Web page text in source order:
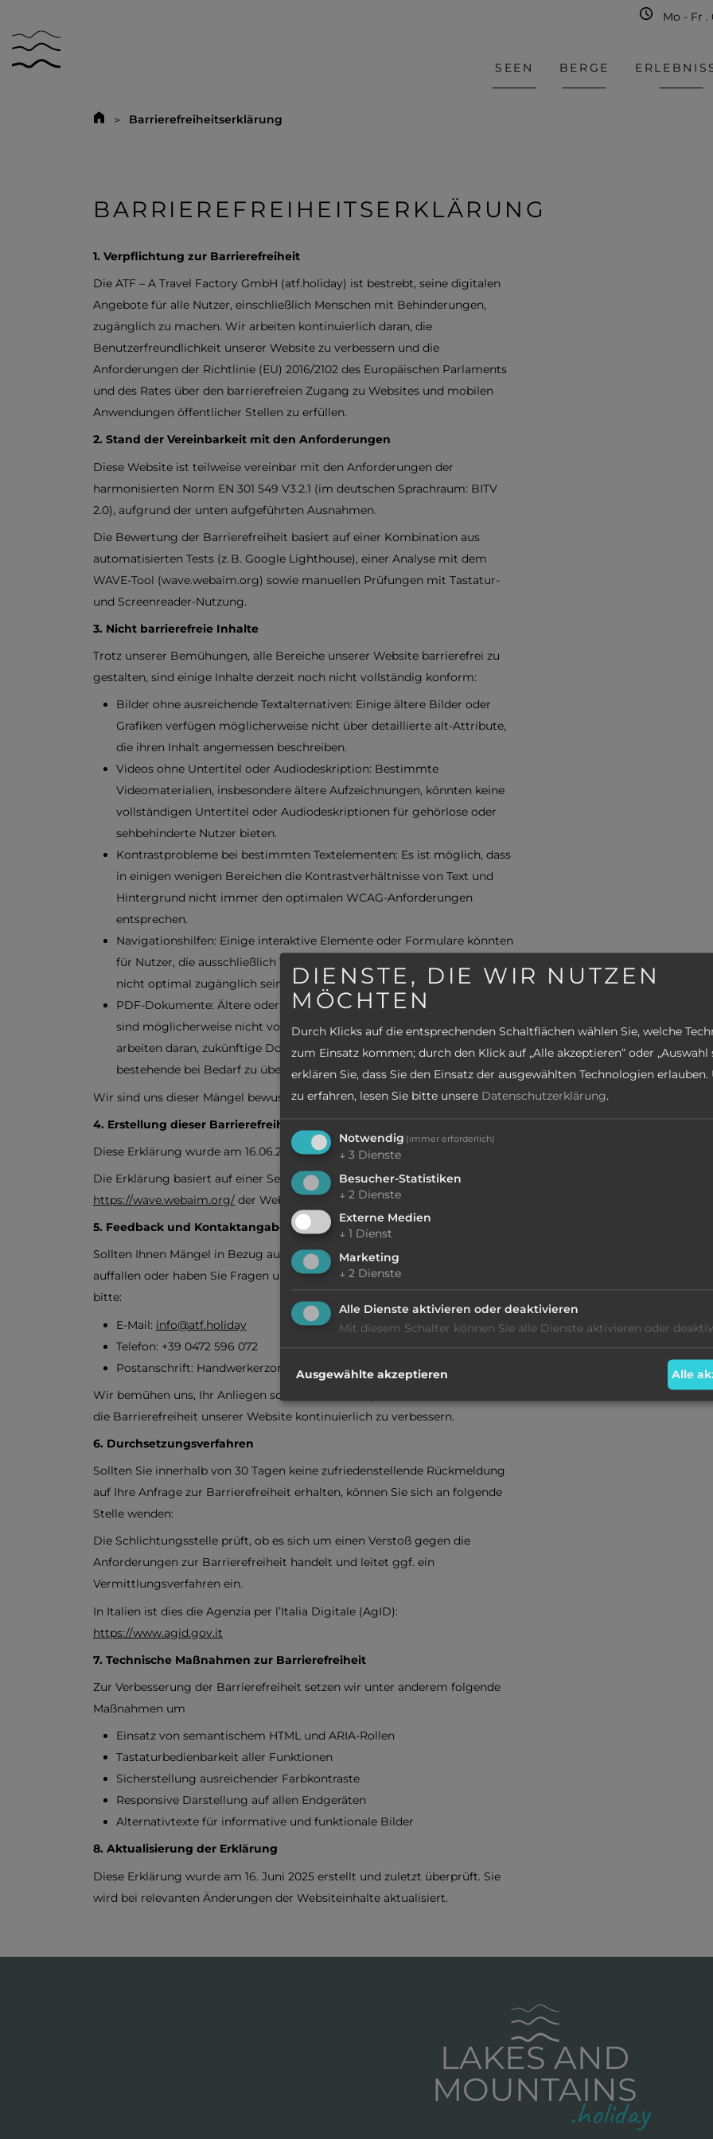
Mo - Fr .
SEEN BERGE
Barrierefreiheitserklärung
BARRIEREFREIHEITSERKLÄRUNG
1. Verpflichtung zur Barrierefreiheit
Die ATF – A Travel Factory GmbH (atf.holiday) ist bestrebt, seine digitalen
Angebote für alle Nutzer, einschließlich Menschen mit Behinderungen,
zugänglich zu machen. Wir arbeiten kontinuierlich daran, die
Benutzerfreundlichkeit unserer Website zu verbessern und die
Anforderungen der Richtlinie (EU) 2016/2102 des Europäischen Parlaments
und des Rates über den barrierefreien Zugang zu Websites und mobilen
Anwendungen öffentlicher Stellen zu erfüllen.
2. Stand der Vereinbarkeit mit den Anforderungen
Diese Website ist teilweise vereinbar mit den Anforderungen der
harmonisierten Norm EN 301 549 V3.2.1 (im deutschen Sprachraum: BITV
2.0), aufgrund der unten aufgeführten Ausnahmen.
Die Bewertung der Barrierefreiheit basiert auf einer Kombination aus
automatisierten Tests (z. B. Google Lighthouse), einer Analyse mit dem
WAVE-Tool (wave.webaim.org) sowie manuellen Prüfungen mit Tastatur-
und Screenreader-Nutzung.
3. Nicht barrierefreie Inhalte
Trotz unserer Bemühungen, alle Bereiche unserer Website barrierefrei zu
gestalten, sind einige Inhalte derzeit noch nicht vollständig konform:
Bilder ohne ausreichende Textalternativen: Einige ältere Bilder oder
Grafiken verfügen möglicherweise nicht über detaillierte alt-Attribute,
die ihren Inhalt angemessen beschreiben.
Videos ohne Untertitel oder Audiodeskription: Bestimmte
Videomaterialien, insbesondere ältere Aufzeichnungen, könnten keine
vollständigen Untertitel oder Audiodeskriptionen für gehörlose oder
sehbehinderte Nutzer bieten.
Kontrastprobleme bei bestimmten Textelementen: Es ist möglich, dass
in einigen wenigen Bereichen die Kontrastverhältnisse von Text und
Hintergrund nicht immer den optimalen WCAG-Anforderungen
entsprechen.
Navigationshilfen: Einige interaktive Elemente oder Formulare könnten
für Nutzer, die ausschließlich Tastatur oder Screenreader verwenden,
nicht optimal zugänglich sein.
PDF-Dokumente: Ältere oder von Dritten erstellte PDF-Dokumente
sind möglicherweise nicht vollständig barrierefrei strukturiert. Wir
arbeiten daran, zukünftige Dokumente barrierefrei zu gestalten und
bestehende bei Bedarf zu überarbeiten.
Wir sind uns dieser Mängel bewusst und arbeiten an ihrer Beseitigung.
4. Erstellung dieser Barrierefreiheitserklärung
Diese Erklärung wurde am 16.06.2025 erstellt.
Die Erklärung basiert auf einer Selbstbewertung und Bewertung von
https://wave.webaim.org/ der Website.
5. Feedback und Kontaktangaben
Sollten Ihnen Mängel in Bezug auf die Barrierefreiheit unserer Website
auffallen oder haben Sie Fragen und Anregungen, kontaktieren Sie uns
bitte:
E-Mail: info@atf.holiday
Telefon: +39 0472 596 072
Postanschrift: Handwerkerzone 7, I-39040 Vahrn (BZ)
Wir bemühen uns, Ihr Anliegen so schnell wie möglich zu bearbeiten und
die Barrierefreiheit unserer Website kontinuierlich zu verbessern.
6. Durchsetzungsverfahren
Sollten Sie innerhalb von 30 Tagen keine zufriedenstellende Rückmeldung
auf Ihre Anfrage zur Barrierefreiheit erhalten, können Sie sich an folgende
Stelle wenden:
Die Schlichtungsstelle prüft, ob es sich um einen Verstoß gegen die
Anforderungen zur Barrierefreiheit handelt und leitet ggf. ein
Vermittlungsverfahren ein.
In Italien ist dies die Agenzia per l’Italia Digitale (AgID):
https://www.agid.gov.it
7. Technische Maßnahmen zur Barrierefreiheit
Zur Verbesserung der Barrierefreiheit setzen wir unter anderem folgende
Maßnahmen um
Einsatz von semantischem HTML und ARIA-Rollen
Tastaturbedienbarkeit aller Funktionen
Sicherstellung ausreichender Farbkontraste
Responsive Darstellung auf allen Endgeräten
Alternativtexte für informative und funktionale Bilder
8. Aktualisierung der Erklärung
Diese Erklärung wurde am 16. Juni 2025 erstellt und zuletzt überprüft. Sie
wird bei relevanten Änderungen der Websiteinhalte aktualisiert.
LAKES AND
MOUNTAINS
DIENSTE, DIE WIR NUTZEN
MÖCHTEN
Durch Klicks auf die entsprechenden Schaltflächen wählen Sie, welche
zum Einsatz kommen; durch den Klick auf „Alle akzeptieren“ oder „Auswahl
erklären Sie, dass Sie den Einsatz der ausgewählten Technologien erlauben.
zu erfahren, lesen Sie bitte unsere Datenschutzerklärung.
Notwendig (immer erforderlich)
↓ 3 Dienste
Besucher-Statistiken
↓ 2 Dienste
Externe Medien
↓ 1 Dienst
Marketing
↓ 2 Dienste
Alle Dienste aktivieren oder deaktivieren
Mit diesem Schalter können Sie alle Dienste aktivieren oder
Ausgewählte akzeptieren Alle